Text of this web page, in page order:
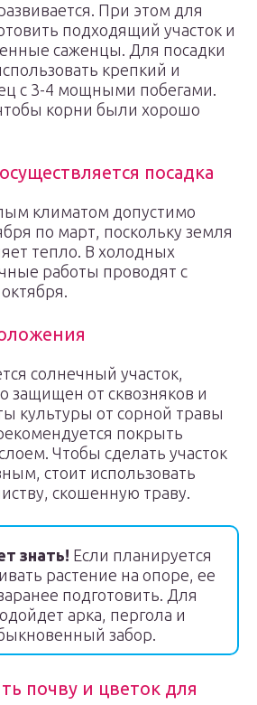
При этом для
подходящий участок и
саженцы. Для посадки
крепкий и
с 3-4 мощными побегами.
корни были хорошо
посадка
климатом допустимо
по март, поскольку земля
тепло. В холодных
работы проводят с
солнечный участок,
защищен от сквозняков и
культуры от сорной травы
покрыть
Чтобы сделать участок
стоит использовать
скошенную траву.
знать! Если планируется
растение на опоре, ее
подготовить. Для
арка, пергола и
забор.
почву и цветок для